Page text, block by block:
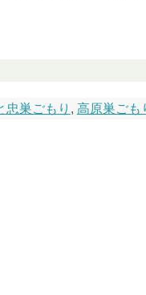
忠巣ごもり , 高原巣ごも